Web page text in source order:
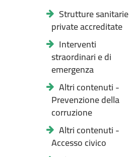
Strutture sanitarie
private accreditate
Interventi
straordinari e di
emergenza
Altri contenuti -
Prevenzione della
corruzione
Altri contenuti -
Accesso civico